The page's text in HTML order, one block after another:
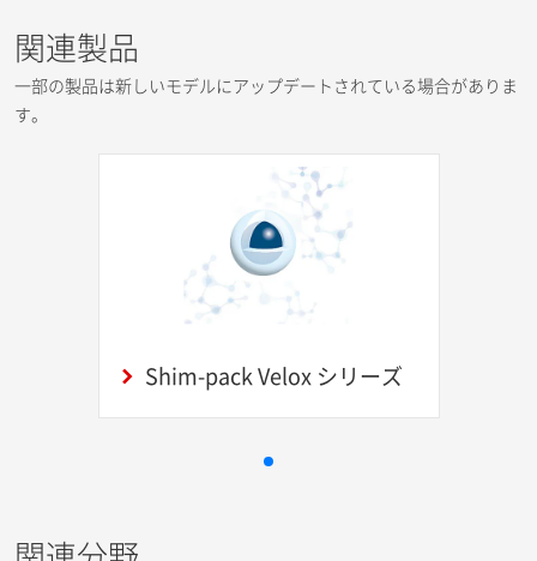
関連製品
一部の製品は新しいモデルにアップデートされている場合がありま
す。
Shim-pack Velox シリーズ